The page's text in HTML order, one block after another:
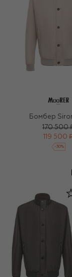
Бомбер
170 500
119 500
-30%